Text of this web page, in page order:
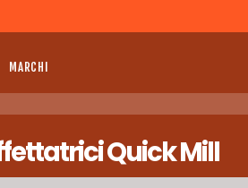
MARCHI
Quick Mill